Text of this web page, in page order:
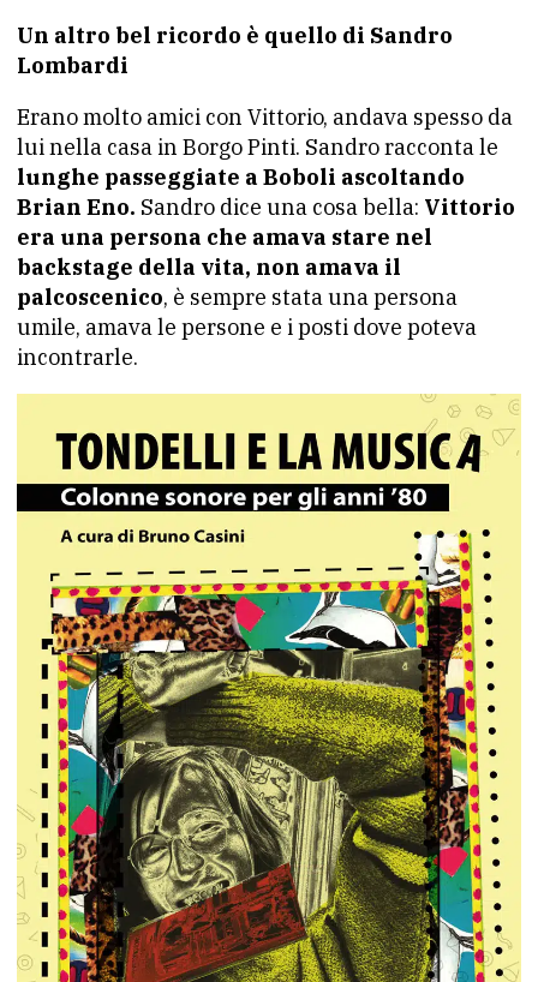
Un altro bel ricordo è quello di Sandro
Lombardi
Erano molto amici con Vittorio, andava spesso da
lui nella casa in Borgo Pinti. Sandro racconta le
lunghe passeggiate a Boboli ascoltando
Brian Eno. Sandro dice una cosa bella: Vittorio
era una persona che amava stare nel
backstage della vita, non amava il
palcoscenico, è sempre stata una persona
umile, amava le persone e i posti dove poteva
incontrarle.